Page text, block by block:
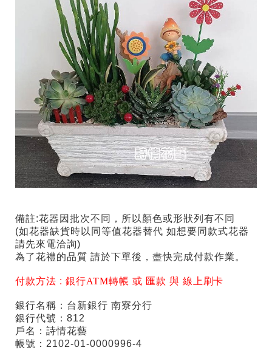
備註:花器因批次不同，所以顏色或形狀列有不同
(如花器缺貨時以同等值花器替代 如想要同款式花器
請先來電洽詢)
為了花禮的品質 請於下單後，盡快完成付款作業。
付款方法 :銀行ATM轉帳 或 匯款 與 線上刷卡
銀行名稱：台新銀行 南寮分行
銀行代號：812
戶名：詩情花藝
帳號：2102-01-0000996-4